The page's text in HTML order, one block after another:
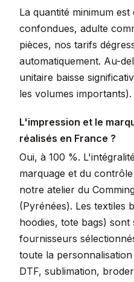
La quantité minimum
confondues, adulte
pièces, nos tarifs
automatiquement. Au-
unitaire baisse
les volumes importants).
L'impression et le
réalisés en France ?
Oui, à 100 %.
marquage et du
notre atelier du
(Pyrénées). Les textiles
hoodies, tote bags)
fournisseurs
toute la
DTF, sublimation,